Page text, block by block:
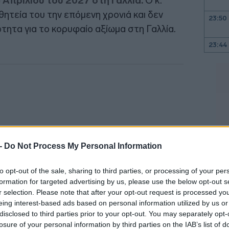
Do Not Process My Personal Information
opt-out of the sale, sharing to third parties, or processing of your
for targeted advertising by us, please use the below opt-out
selection. Please note that after your opt-out request is processed
interest-based ads based on personal information utilized by us
to third parties prior to your opt-out. You may separately
of your personal information by third parties on the IAB’s list of
του την επόμενη χρονιά και δεν
για το κορυφαίο αξίωμα στη Γαλλία.
ΕΚΤ, η κ. Λαγκάρντ ήταν γενική
23:50
23:44
22:45
22:32